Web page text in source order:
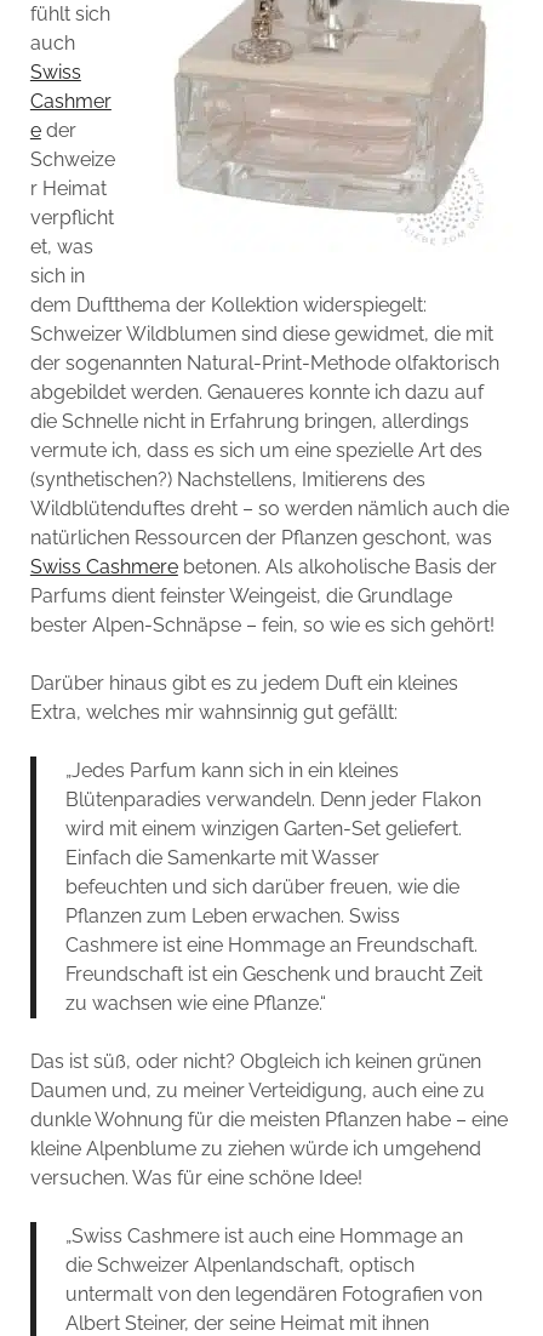
fühlt sich
auch
Swiss
Cashmer
eder
Schweize
r Heimat
verpflicht
et, was
sich in
dem Duftthema der Kollektion widerspiegelt:
Schweizer Wildblumen sind diese gewidmet, die mit
der sogenannten Natural-Print-Methode olfaktorisch
abgebildet werden. Genaueres konnte ich dazu auf
die Schnelle nicht in Erfahrung bringen, allerdings
vermute ich, dass es sich um eine spezielle Art des
(synthetischen?) Nachstellens, Imitierens des
Wildblütenduftes dreht – so werden nämlich auch die
natürlichen Ressourcen der Pflanzen geschont, was
Swiss Cashmerebetonen. Als alkoholische Basis der
Parfums dient feinster Weingeist, die Grundlage
bester Alpen-Schnäpse – fein, so wie es sich gehört!
Darüber hinaus gibt es zu jedem Duft ein kleines
Extra, welches mir wahnsinnig gut gefällt:
„Jedes Parfum kann sich in ein kleines
Blütenparadies verwandeln. Denn jeder Flakon
wird mit einem winzigen Garten-Set geliefert.
Einfach die Samenkarte mit Wasser
befeuchten und sich darüber freuen, wie die
Pflanzen zum Leben erwachen. Swiss
Cashmere ist eine Hommage an Freundschaft.
Freundschaft ist ein Geschenk und braucht Zeit
zu wachsen wie eine Pflanze.“
Das ist süß, oder nicht? Obgleich ich keinen grünen
Daumen und, zu meiner Verteidigung, auch eine zu
dunkle Wohnung für die meisten Pflanzen habe – eine
kleine Alpenblume zu ziehen würde ich umgehend
versuchen. Was für eine schöne Idee!
„Swiss Cashmere ist auch eine Hommage an
die Schweizer Alpenlandschaft, optisch
untermalt von den legendären Fotografien von
Albert Steiner, der seine Heimat mit ihnen